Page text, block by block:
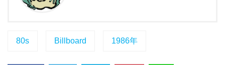
80s Billboard 1986年